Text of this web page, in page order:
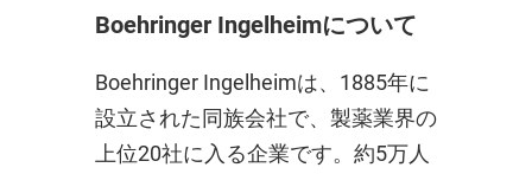
Boehringer Ingelheimについて
Boehringer Ingelheimは、1885年に
設立された同族会社で、製薬業界の
上位20社に入る企業です。約5万人